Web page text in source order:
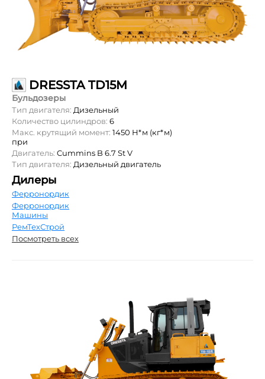
DRESSTA TD15M
Бульдозеры
Тип двигателя: Дизельный
Количество цилиндров: 6
Макс. крутящий момент: 1450 Н*м (кг*м)
при
Двигатель: Cummins B 6.7 St V
Тип двигателя: Дизельный двигатель
Дилеры
Ферронордик
Ферронордик
Машины
РемТехСтрой
Посмотреть всех